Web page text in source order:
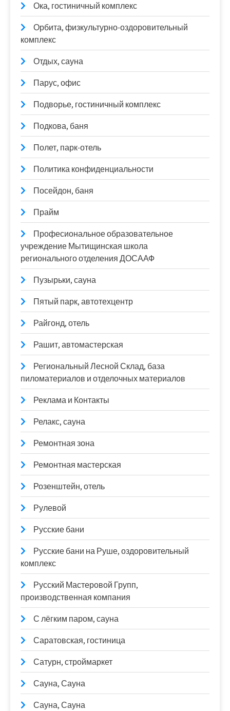
Ока, гостиничный комплекс
Орбита, физкультурно-оздоровительный
комплекс
Отдых, сауна
Парус, офис
Подворье, гостиничный комплекс
Подкова, баня
Полет, парк-отель
Политика конфиденциальности
Посейдон, баня
Прайм
Професиональное образовательное
учреждение Мытищинская школа
регионального отделения ДОСААФ
Пузырьки, сауна
Пятый парк, автотехцентр
Райгонд, отель
Рашит, автомастерская
Региональный Лесной Склад, база
пиломатериалов и отделочных материалов
Реклама и Контакты
Релакс, сауна
Ремонтная зона
Ремонтная мастерская
Розенштейн, отель
Рулевой
Русские бани
Русские бани на Руше, оздоровительный
комплекс
Русский Мастеровой Групп,
производственная компания
С лёгким паром, сауна
Саратовская, гостиница
Сатурн, строймаркет
Сауна, Сауна
Сауна, Сауна